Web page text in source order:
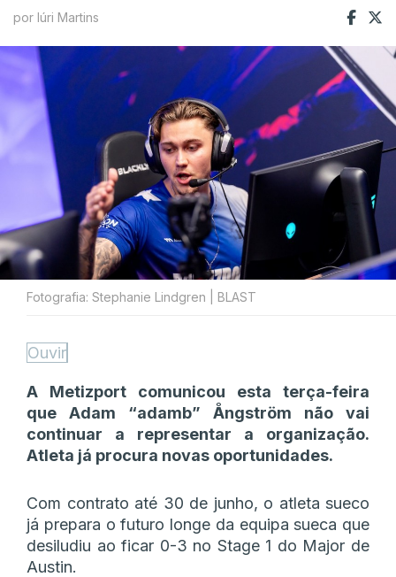
por Iúri Martins
Fotografia: Stephanie Lindgren | BLAST
Ouvir
A Metizport comunicou esta terça-feira
que Adam “⁠adamb⁠” Ångström não vai
continuar a representar a organização.
Atleta já procura novas oportunidades.
Com contrato até 30 de junho, o atleta sueco
já prepara o futuro longe da equipa sueca que
desiludiu ao ficar 0-3 no Stage 1 do Major de
Austin.